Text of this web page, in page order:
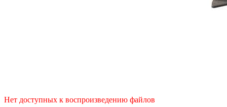
Нет доступных к воспроизведению файлов